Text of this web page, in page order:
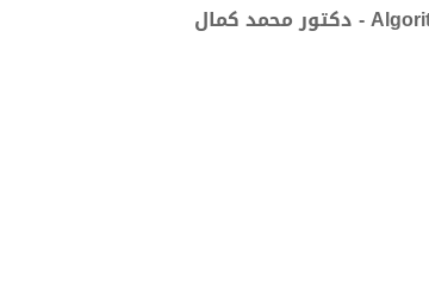
تحميل كتاب Algorithmic Constitutionalism and Computational Sovereignty PDF - دكتور محمد كمال